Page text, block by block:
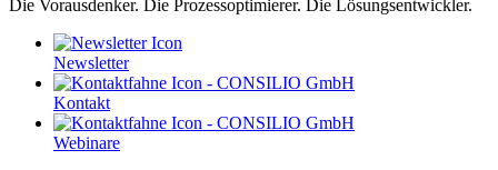
Die Vorausdenker. Die Prozessoptimierer. Die Lösungsentwickler.
Newsletter
Kontakt
Webinare